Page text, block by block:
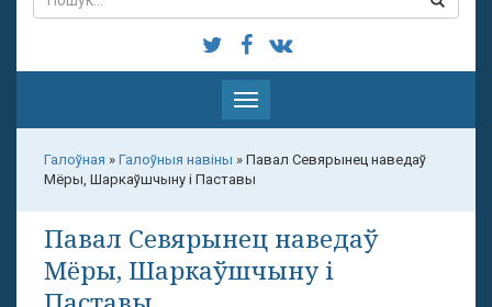
Паказаць
меню
Галоўная » Галоўныя навіны » Павал Севярынец наведаў
Мёры, Шаркаўшчыну і Паставы
Павал Севярынец наведаў
Мёры, Шаркаўшчыну і